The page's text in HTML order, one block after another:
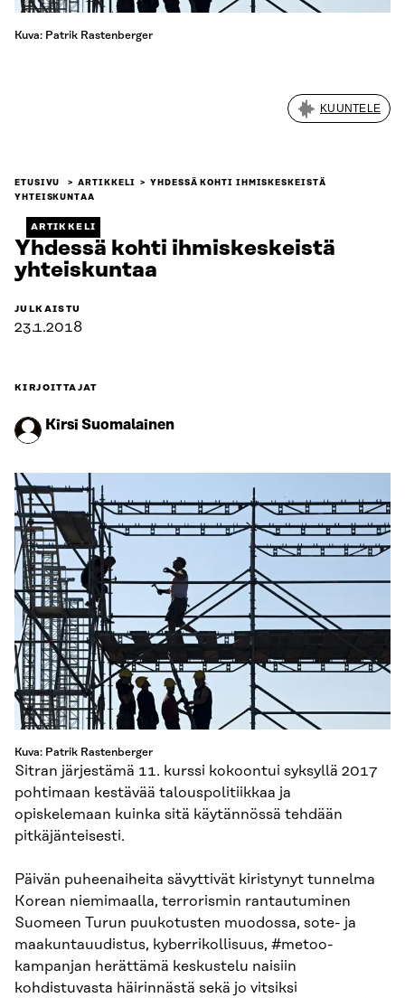
Kuva: Patrik Rastenberger
KUUNTELE
ETUSIVU ARTIKKELI
YHDESSÄ KOHTI IHMISKESKEISTÄ
YHTEISKUNTAA
ARTIKKELI
Yhdessä kohti ihmiskeskeistä
yhteiskuntaa
JULKAISTU
23.1.2018
KIRJOITTAJAT
Kirsi Suomalainen
Kuva: Patrik Rastenberger
Sitran järjestämä 11. kurssi kokoontui syksyllä 2017
pohtimaan kestävää talouspolitiikkaa ja
opiskelemaan kuinka sitä käytännössä tehdään
pitkäjänteisesti.
Päivän puheenaiheita sävyttivät kiristynyt tunnelma
Korean niemimaalla, terrorismin rantautuminen
Suomeen Turun puukotusten muodossa, sote- ja
maakuntauudistus, kyberrikollisuus, #metoo-
kampanjan herättämä keskustelu naisiin
kohdistuvasta häirinnästä sekä jo vitsiksi